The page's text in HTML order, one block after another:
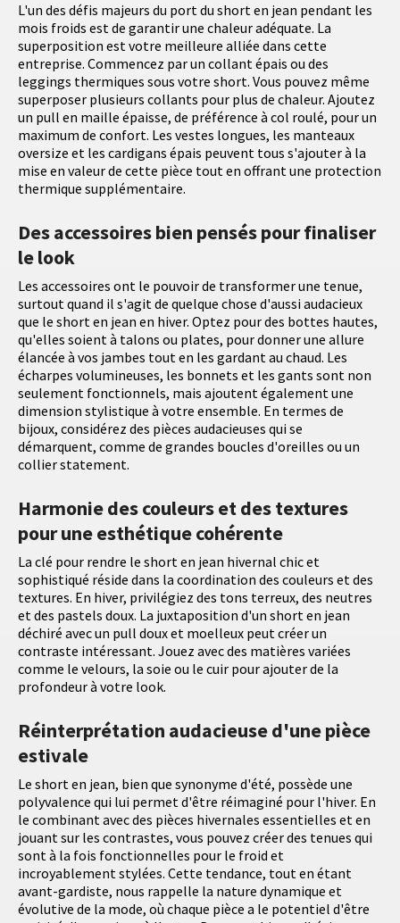
L'un des défis majeurs du port du short en jean pendant les
mois froids est de garantir une chaleur adéquate. La
superposition est votre meilleure alliée dans cette
entreprise. Commencez par un collant épais ou des
leggings thermiques sous votre short. Vous pouvez même
superposer plusieurs collants pour plus de chaleur. Ajoutez
un pull en maille épaisse, de préférence à col roulé, pour un
maximum de confort. Les vestes longues, les manteaux
oversize et les cardigans épais peuvent tous s'ajouter à la
mise en valeur de cette pièce tout en offrant une protection
thermique supplémentaire.
Des accessoires bien pensés pour finaliser
le look
Les accessoires ont le pouvoir de transformer une tenue,
surtout quand il s'agit de quelque chose d'aussi audacieux
que le short en jean en hiver. Optez pour des bottes hautes,
qu'elles soient à talons ou plates, pour donner une allure
élancée à vos jambes tout en les gardant au chaud. Les
écharpes volumineuses, les bonnets et les gants sont non
seulement fonctionnels, mais ajoutent également une
dimension stylistique à votre ensemble. En termes de
bijoux, considérez des pièces audacieuses qui se
démarquent, comme de grandes boucles d'oreilles ou un
collier statement.
Harmonie des couleurs et des textures
pour une esthétique cohérente
La clé pour rendre le short en jean hivernal chic et
sophistiqué réside dans la coordination des couleurs et des
textures. En hiver, privilégiez des tons terreux, des neutres
et des pastels doux. La juxtaposition d'un short en jean
déchiré avec un pull doux et moelleux peut créer un
contraste intéressant. Jouez avec des matières variées
comme le velours, la soie ou le cuir pour ajouter de la
profondeur à votre look.
Réinterprétation audacieuse d'une pièce
estivale
Le short en jean, bien que synonyme d'été, possède une
polyvalence qui lui permet d'être réimaginé pour l'hiver. En
le combinant avec des pièces hivernales essentielles et en
jouant sur les contrastes, vous pouvez créer des tenues qui
sont à la fois fonctionnelles pour le froid et
incroyablement stylées. Cette tendance, tout en étant
avant-gardiste, nous rappelle la nature dynamique et
évolutive de la mode, où chaque pièce a le potentiel d'être